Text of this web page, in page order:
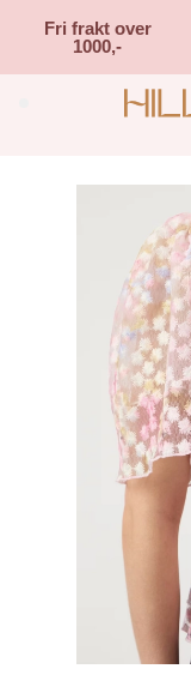
Fri frakt over
1000,-
Search (⌘K)